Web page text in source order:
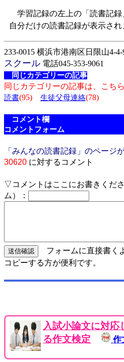
学習記録の左上の「読書記録
自分だけの読書記録が表示され
233-0015 横浜市港南区日限山4-4-
スクール 電話045-353-9061
同じカテゴリーの記事
同じカテゴリーの記事は、こち
読書(95) 生徒父母連絡(78)
コメント欄
コメントフォーム
「みんなの読書記録」のページ
30620 に対するコメント
▽コメントはここにお書きくだ
ム）：
フォームに直接書く
コピーする方が便利です。
入試小論文に対応
る作文検定
作